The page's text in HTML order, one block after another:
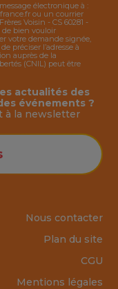
électronique à :
ou un courrier
Voisin - CS 60281 -
de bien vouloir
votre demande signée,
préciser l’adresse à
auprès de la
(CNIL) peut être
actualités des
événements ?
à la newsletter
Nous contacter
Plan du site
CGU
Mentions légales